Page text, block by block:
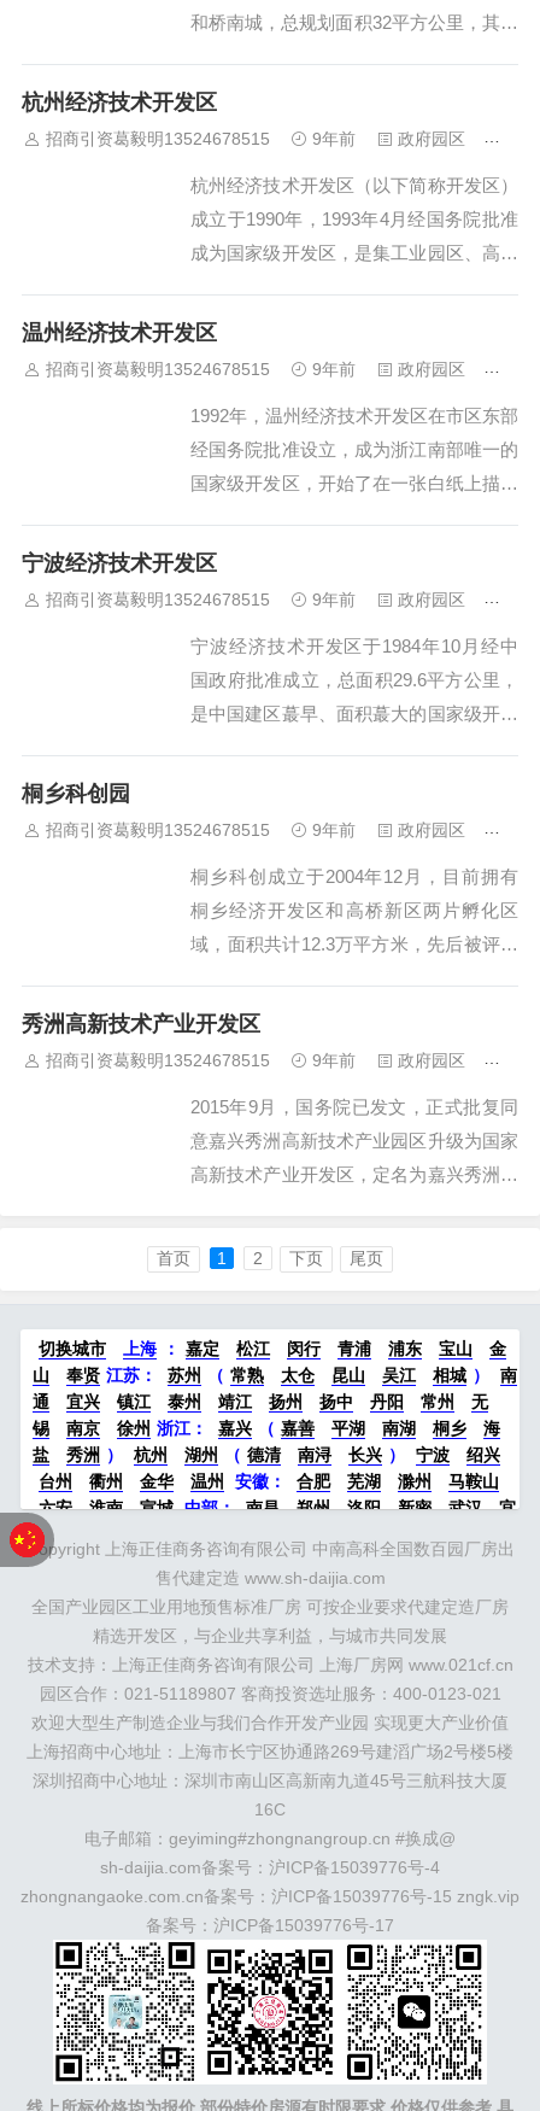
和桥南城，总规划面积32平方公里，其中
平方公里，包括红垦和钱江两个农场。萧
基地——杭州软件产业基地萧山扩展区
块。开...
杭州经济技术开发区
招商引资葛毅明13524678515 9年前 政府园区
杭州经济技术开发区（以下简称开发区）
成立于1990年，1993年4月经国务院批准
成为国家级开发区，是集工业园区、高教
也是杭州市三大副城之一，委托管理下沙
的发展业绩，成为杭州市重要的产业集
聚...
温州经济技术开发区
招商引资葛毅明13524678515 9年前 政府园区
1992年，温州经济技术开发区在市区东部
经国务院批准设立，成为浙江南部唯一的
国家级开发区，开始了在一张白纸上描绘
平方公里的区域上集聚了一批电气机械、
出位居全国开发区前列。温州经济技术开
发区...
宁波经济技术开发区
招商引资葛毅明13524678515 9年前 政府园区
宁波经济技术开发区于1984年10月经中
国政府批准成立，总面积29.6平方公里，
是中国建区蕞早、面积蕞大的国家级开发
桐乡科创园
招商引资葛毅明13524678515 9年前 政府园区
桐乡科创成立于2004年12月，目前拥有
桐乡经济开发区和高桥新区两片孵化区
域，面积共计12.3万平方米，先后被评为
批嘉兴市国际服务外包示范园区和“创新
秀洲高新技术产业开发区
招商引资葛毅明13524678515 9年前 政府园区
2015年9月，国务院已发文，正式批复同
意嘉兴秀洲高新技术产业园区升级为国家
高新技术产业开发区，定名为嘉兴秀洲高
技术产业开发区的政策。 国家高新区
是国务院批准成立的国家级科技工业园
首页 1 2 下页 尾页
切换城市 上海 ： 嘉定 松江 闵行 青浦 浦东 宝山
金
山
奉贤 江苏： 苏州 （ 常熟 太仓 昆山 吴江 相城 ）
南
通
宜兴 镇江 泰州 靖江 扬州 扬中 丹阳 常州
无
锡
南京 徐州 浙江： 嘉兴 （ 嘉善 平湖 南湖 桐乡
海
盐
秀洲 ） 杭州 湖州 （ 德清 南浔 长兴 ） 宁波
绍兴
台州
衢州 金华 温州 安徽： 合肥 芜湖 滁州
马鞍山
六安
淮南 宣城 中部： 南昌 郑州 洛阳 新密 武汉
宜
昌
鲁：
北京 天津 廊坊 （ 固安 香河 大厂 永清 三河
霸
涿州 涞水 ） 太原 晋中 沈阳
绵阳
石家庄 沧州 唐山 潍坊 德州 威海 烟台
青岛
珠三角： 广州 东莞 江门 惠州 肇庆 中山 佛山
福建： 福州 漳州 泉州 龙岩 西南： 昆明 南宁 华北： 沈
阳
大连 海外园区： 印尼 泰国 越南 柬埔寨
马来西
亚
新加坡 墨西哥 荷兰 美国 地产商： 灯塔瓴科
中南高
科
华夏幸福 联东U谷 万洋 均和 平谦迈高 咨询热线：
400-0123-021
Copyright 上海正佳商务咨询有限公司 中南高科全国数百园厂房出
售代建定造 www.sh-daijia.com
全国产业园区工业用地预售标准厂房 可按企业要求代建定造厂房
精选开发区，与企业共享利益，与城市共同发展
技术支持：上海正佳商务咨询有限公司 上海厂房网 www.021cf.cn
园区合作：021-51189807 客商投资选址服务：400-0123-021
欢迎大型生产制造企业与我们合作开发产业园 实现更大产业价值
上海招商中心地址：上海市长宁区协通路269号建滔广场2号楼5楼
深圳招商中心地址：深圳市南山区高新南九道45号三航科技大厦
16C
电子邮箱：geyiming#zhongnangroup.cn #换成@
sh-daijia.com备案号： 沪ICP备15039776号-4
zhongnangaoke.com.cn备案号： 沪ICP备15039776号-15 zngk.vip
备案号： 沪ICP备15039776号-17